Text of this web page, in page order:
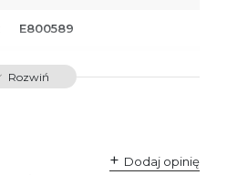
E800589
Wydawnictwo Poznańskie
Sp. z o.o.
Rozwiń
Dodaj opinię